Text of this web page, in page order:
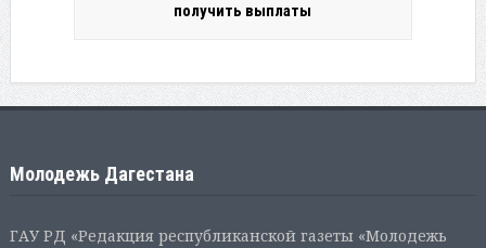
получить выплаты
Молодежь Дагестана
ГАУ РД «Редакция республиканской газеты «Молодежь